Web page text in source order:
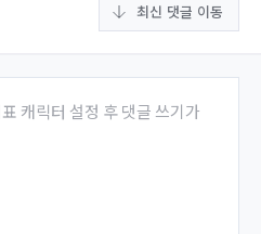
최신 댓글 이동
캐릭터 설정 후 댓글 쓰기가